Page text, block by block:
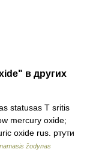
в других
statusas T sritis
mercury oxide;
oxide rus. ртути
žodynas